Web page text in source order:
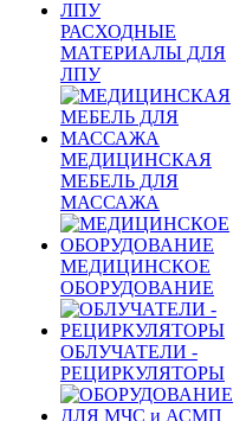
РАСХОДНЫЕ
МАТЕРИАЛЫ ДЛЯ
ЛПУ
МЕДИЦИНСКАЯ
МЕБЕЛЬ ДЛЯ
МАССАЖА
МЕДИЦИНСКОЕ
ОБОРУДОВАНИЕ
ОБЛУЧАТЕЛИ -
РЕЦИРКУЛЯТОРЫ